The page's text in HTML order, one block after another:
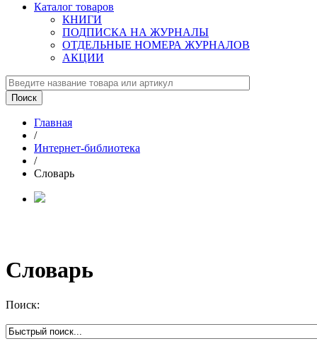
Каталог товаров
КНИГИ
ПОДПИСКА НА ЖУРНАЛЫ
ОТДЕЛЬНЫЕ НОМЕРА ЖУРНАЛОВ
АКЦИИ
Главная
/
Интернет-библиотека
/
Словарь
Словарь
Поиск: